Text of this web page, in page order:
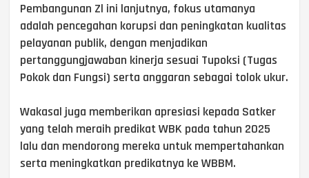
Pembangunan Zl ini lanjutnya, fokus utamanya
adalah pencegahan korupsi dan peningkatan kualitas
pelayanan publik, dengan menjadikan
pertanggungjawaban kinerja sesuai Tupoksi (Tugas
Pokok dan Fungsi) serta anggaran sebagai tolok ukur.
Wakasal juga memberikan apresiasi kepada Satker
yang telah meraih predikat WBK pada tahun 2025
lalu dan mendorong mereka untuk mempertahankan
serta meningkatkan predikatnya ke WBBM.